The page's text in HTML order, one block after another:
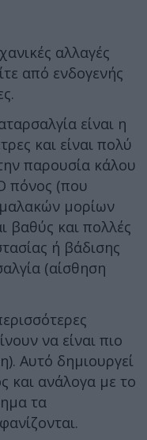
αλλαγές
από ενδογενής
είναι η
και είναι πολύ
παρουσία κάλου
πόνος (που
μορίων
βαθύς και πολλές
ή βάδισης
(αίσθηση
να είναι πιο
Αυτό δημιουργεί
και ανάλογα με το
τα